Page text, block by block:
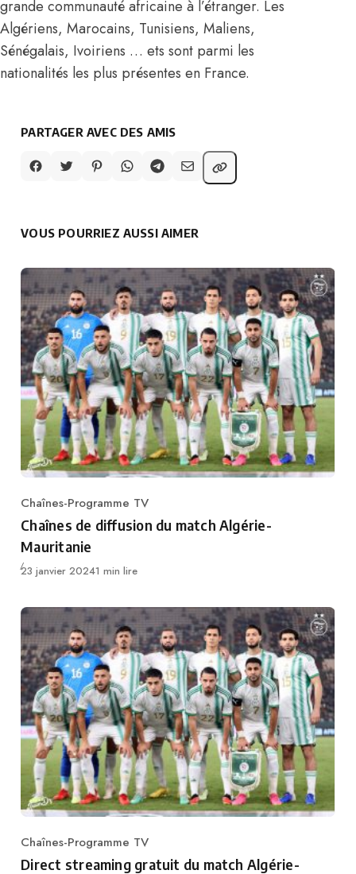
grande communauté africaine à l’étranger. Les
Algériens, Marocains, Tunisiens, Maliens,
Sénégalais, Ivoiriens … ets sont parmi les
nationalités les plus présentes en France.
PARTAGER AVEC DES AMIS
VOUS POURRIEZ AUSSI AIMER
Category
Chaînes-Programme TV
Chaînes de diffusion du match Algérie-
Mauritanie
Publié
23 janvier 20241 min lire
Category
Chaînes-Programme TV
Direct streaming gratuit du match Algérie-